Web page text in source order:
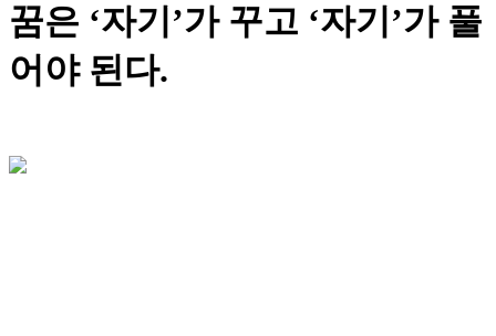
꿈은 ‘자기’가 꾸고 ‘자기’가 풀
어야 된다.